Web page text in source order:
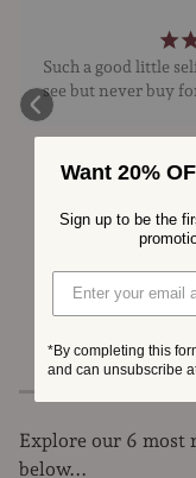
¡
Such a good little
see but never buy
Explore our 6 most
below...
Want 20%
Sign up to be the
*By completing this
and can unsubscribe